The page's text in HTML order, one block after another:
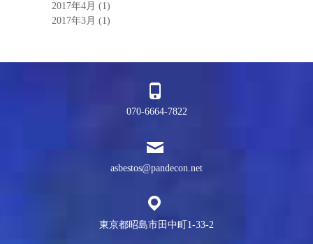
2017年4月 (1)
2017年3月 (1)
070-6664-7822
asbestos@pandecon.net
東京都昭島市田中町1-33-2